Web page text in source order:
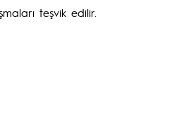
teşvik edilir.